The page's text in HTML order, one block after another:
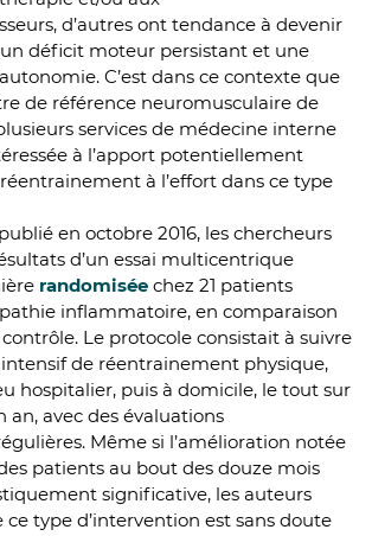
d’autres ont tendance à devenir
déficit moteur persistant et une
C’est dans ce contexte que
de référence neuromusculaire de
services de médecine interne
à l’apport potentiellement
à l’effort dans ce type
en octobre 2016, les chercheurs
d’un essai multicentrique
randomisée chez 21 patients
inflammatoire, en comparaison
Le protocole consistait à suivre
de réentrainement physique,
hospitalier, puis à domicile, le tout sur
an, avec des évaluations
Même si l’amélioration notée
patients au bout des douze mois
significative, les auteurs
type d’intervention est sans doute